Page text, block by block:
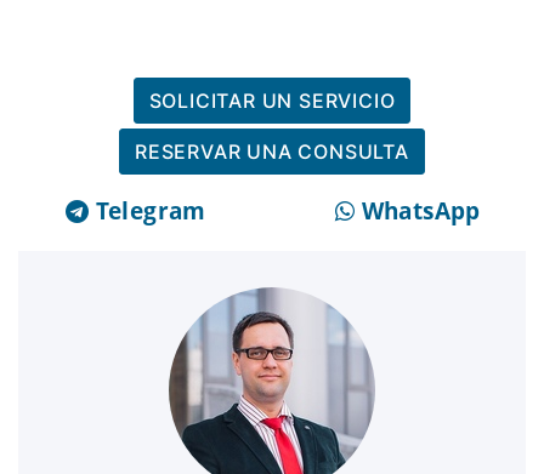
SOLICITAR UN SERVICIO
RESERVAR UNA CONSULTA
Telegram WhatsApp